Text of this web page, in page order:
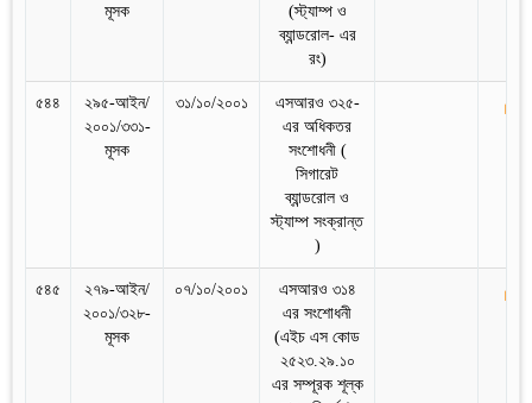
মূসক
(স্ট্যাম্প ও
ব্যান্ডরোল- এর
রং)
৫৪৪
২৯৫-আইন/
২০০১/৩৩১-
মূসক
৩১/১০/২০০১
এসআরও ৩২৫-
এর অধিকতর
সংশোধনী (
সিগারেট
ব্যান্ডরোল ও
স্ট্যাম্প সংক্রান্ত
)
৫৪৫
২৭৯-আইন/
২০০১/৩২৮-
মূসক
০৭/১০/২০০১
এসআরও ৩১৪
এর সংশোধনী
(এইচ এস কোড
২৫২৩.২৯.১০
এর সম্পূরক শূল্ক